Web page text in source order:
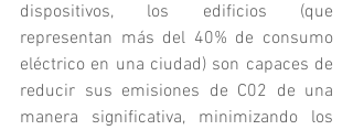
dispositivos, los edificios (que
representan más del 40% de consumo
eléctrico en una ciudad) son capaces de
reducir sus emisiones de C02 de una
manera significativa, minimizando los